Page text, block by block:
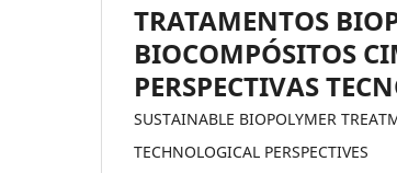
TRATAMENTOS
BIOCOMPÓSITOS
PERSPECTIVAS
SUSTAINABLE BIOPOLYMER
TECHNOLOGICAL PERSPECTIVES